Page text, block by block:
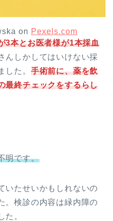
on Pexels.com
3本とお医者様が1本採血
んしかしてはいけない採
した。 手術前に、薬を飲
最終チェックをするらし
明です。
いたせいかもしれないの
。検診の内容は緑内障の
た。